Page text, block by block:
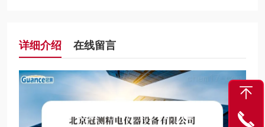
详细介绍 在线留言